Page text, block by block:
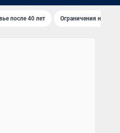
после 40 лет Ограничения на